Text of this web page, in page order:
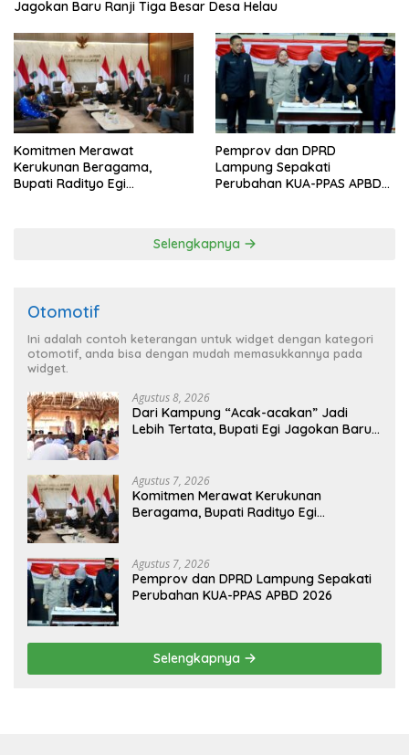
Jagokan Baru Ranji Tiga Besar Desa Helau
Komitmen Merawat
Kerukunan Beragama,
Bupati Radityo Egi
Pemprov dan DPRD
Lampung Sepakati
Perubahan KUA-PPAS APBD
Selengkapnya
Otomotif
Ini adalah contoh keterangan untuk widget dengan kategori
otomotif, anda bisa dengan mudah memasukkannya pada
widget.
Agustus 8, 2026
Dari Kampung “Acak-acakan” Jadi
Lebih Tertata, Bupati Egi Jagokan Baru
Agustus 7, 2026
Komitmen Merawat Kerukunan
Beragama, Bupati Radityo Egi
Agustus 7, 2026
Pemprov dan DPRD Lampung Sepakati
Perubahan KUA-PPAS APBD 2026
Selengkapnya